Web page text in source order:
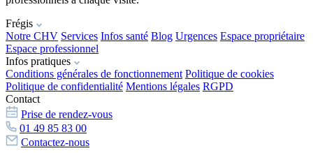
Frégis
Notre CHV Services Infos santé Blog Urgences Espace propriétaire
Espace professionnel
Infos pratiques
Conditions générales de fonctionnement Politique de cookies
Politique de confidentialité Mentions légales RGPD
Contact
Prise de rendez-vous
01 49 85 83 00
Contactez-nous